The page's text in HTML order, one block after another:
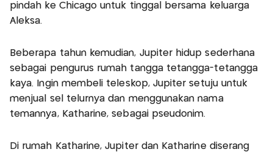
pindah ke Chicago untuk tinggal bersama keluarga
Aleksa.
Beberapa tahun kemudian, Jupiter hidup sederhana
sebagai pengurus rumah tangga tetangga-tetangga
kaya. Ingin membeli teleskop, Jupiter setuju untuk
menjual sel telurnya dan menggunakan nama
temannya, Katharine, sebagai pseudonim.
Di rumah Katharine, Jupiter dan Katharine diserang